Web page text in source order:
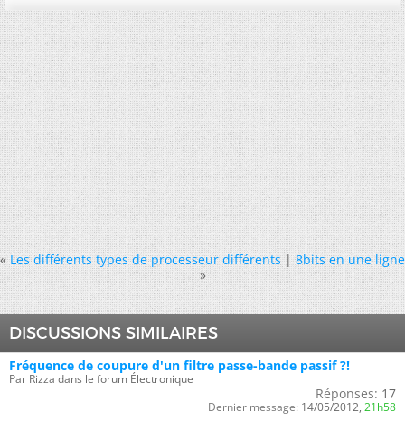
« Les différents types de processeur différents|8bits en une ligne
»
DISCUSSIONS SIMILAIRES
Fréquence de coupure d'un filtre passe-bande passif ?!
Par Rizza dans le forum Électronique
Réponses: 17
Dernier message: 14/05/2012, 21h58